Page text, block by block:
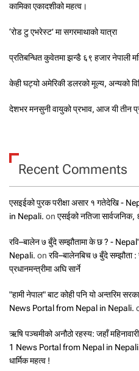
कामिका एकादशीको महत्व।
‘रोड टु एभरेस्ट’ मा सगरमाथाको यात्रा
प्रतिबन्धित कुवेतमा झन्डै ६९ हजार नेपाली
केही घट्यो अमेरिकी डलरको मूल्य, अन्यको
देशभर मनसुनी वायुको प्रभाव, आज यी तीन
Recent Comments
एसइईको पुरक परीक्षा असार १ गतेदेखि -
in Nepali. on एसईको नतिजा सार्वजनिक,
रवि–बालेन ७ बुँदे सम्झौतामा के छ ? -
Nepali. on रवि–बालेनबिच ७ बुँदे सम्झौता :
प्रधानमन्त्रीमा अघि सार्ने
"हामी नेपाल" बाट कोही पनि यो अन्तरिम
News Portal from Nepal in Nepali.
ऋषि पञ्चमीको अनौठो रहस्य: जहाँ
1 News Portal from Nepal in
धार्मिक महत्व !